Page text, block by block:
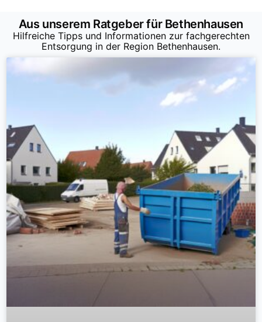
Aus unserem Ratgeber für Bethenhausen
Hilfreiche Tipps und Informationen zur fachgerechten
Entsorgung in der Region Bethenhausen.